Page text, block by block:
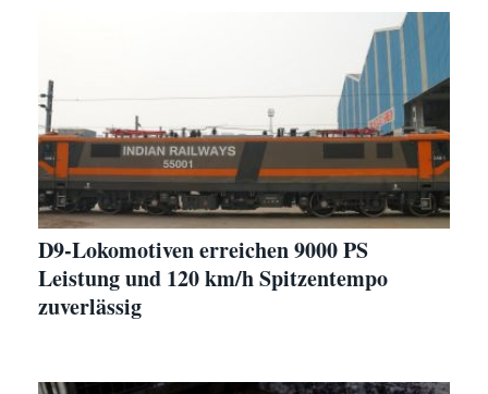
D9-Lokomotiven erreichen 9000 PS
Leistung und 120 km/h Spitzentempo
zuverlässig